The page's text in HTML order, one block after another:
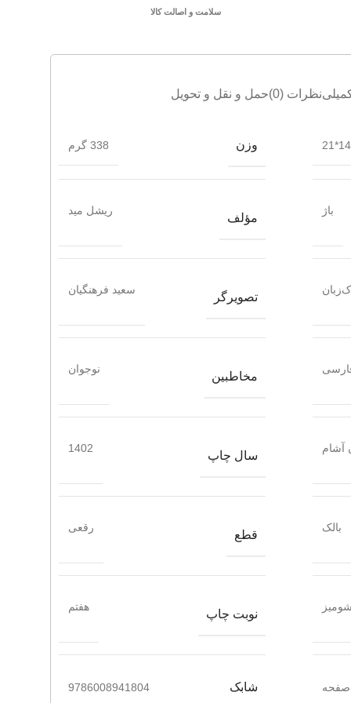
سلامت و اصالت کالا
نظرات (0) حمل و نقل و تحویل
وزن 338 گرم
باژ
مؤلف
ریشل مید
تصویرگر
سعید فرهنگیان
مخاطبین
نوجوان
آشام
سال چاپ
1402
بالک
قطع
رقعی
شومیز
نوبت چاپ
هفتم
شابک 9786008941804